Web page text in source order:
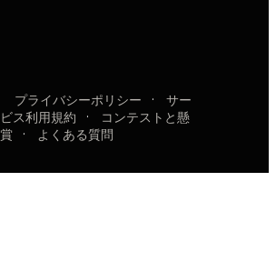
プライバシーポリシー ·
サー
ビス利用規約
·
コンテストと懸
賞
· よくある質問